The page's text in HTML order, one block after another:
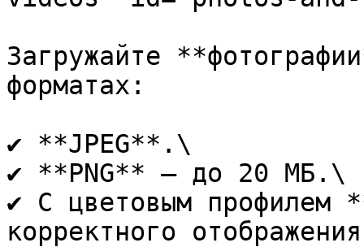
Загружайте
форматах:
✔ **JPEG**.\
✔ **PNG** — до 20 МБ.\
✔ С цветовым профилем
корректного